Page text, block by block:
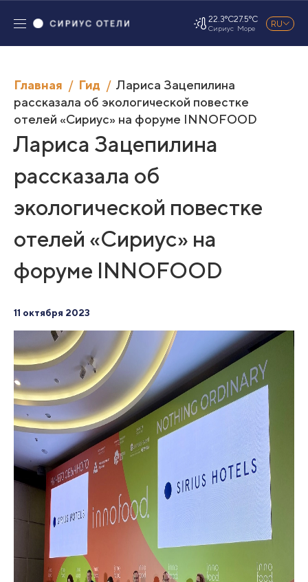
22.3°C
Сириус
27.5°C
Море RU
Главная Гид
Лариса Зацепилина
рассказала об экологической повестке
отелей «Сириус» на форуме INNOFOOD
Лариса Зацепилина
рассказала об
экологической повестке
отелей «Сириус» на
форуме INNOFOOD
11 октября 2023